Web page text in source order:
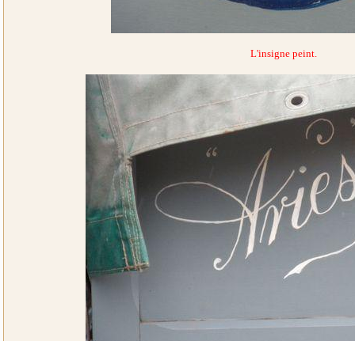
L'insigne peint.